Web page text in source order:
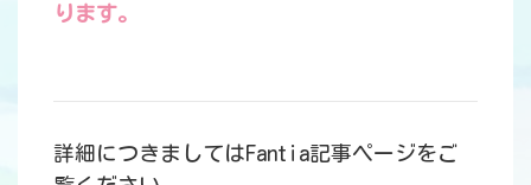
ります。
詳細につきましてはFantia記事ページをご